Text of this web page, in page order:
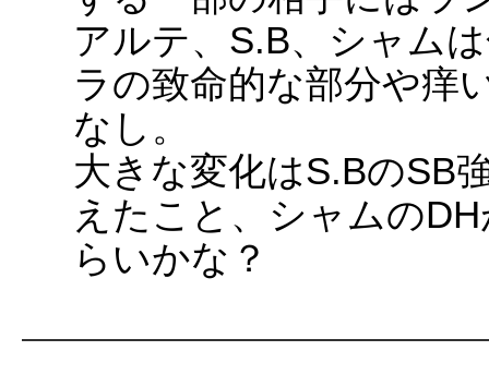
アルテ、S.B、シャム
ラの致命的な部分や痒
なし。
大きな変化はS.BのSB
えたこと、シャムの
らいかな？